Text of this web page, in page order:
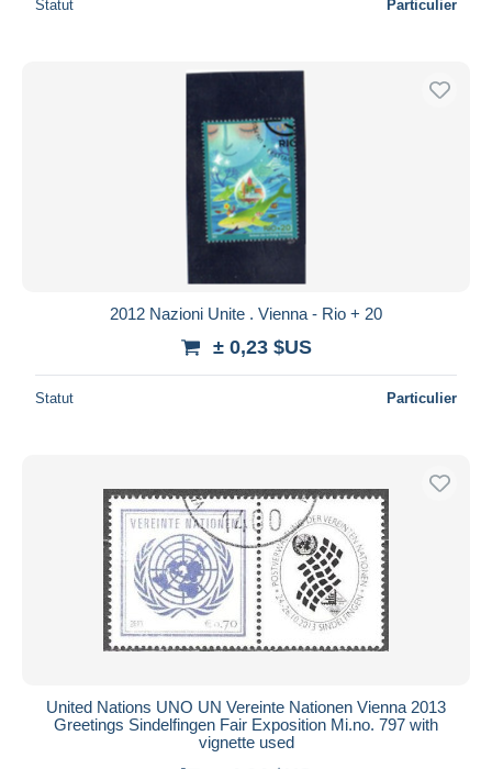
Statut Particulier
2012 Nazioni Unite . Vienna - Rio + 20
± 0,23 $US
Statut Particulier
United Nations UNO UN Vereinte Nationen Vienna 2013
Greetings Sindelfingen Fair Exposition Mi.no. 797 with
vignette used